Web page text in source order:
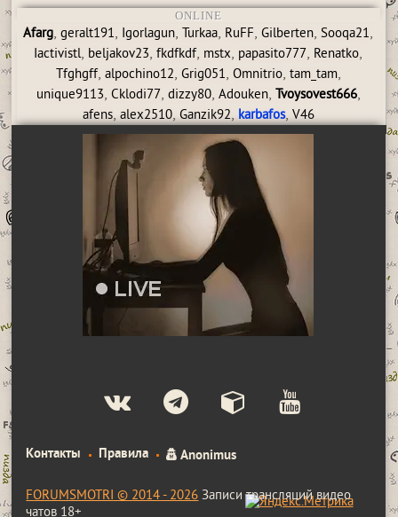
ONLINE
Afarg,geralt191, Igorlagun,Turkaa, RuFF,Gilberten,Sooqa21,
Iactivistl, beljakov23,fkdfkdf, mstx, papasito777, Renatko,
Tfghgff, alpochino12, Grig051, Omnitrio, tam_tam,
unique9113, Cklodi77, dizzy80, Adouken, Tvoysovest666,
afens, alex2510, Ganzik92, karbafos, V46
Контакты Правила Anonimus
FORUMSMOTRI © 2014 - 2026Записи трансляций видео
чатов 18+